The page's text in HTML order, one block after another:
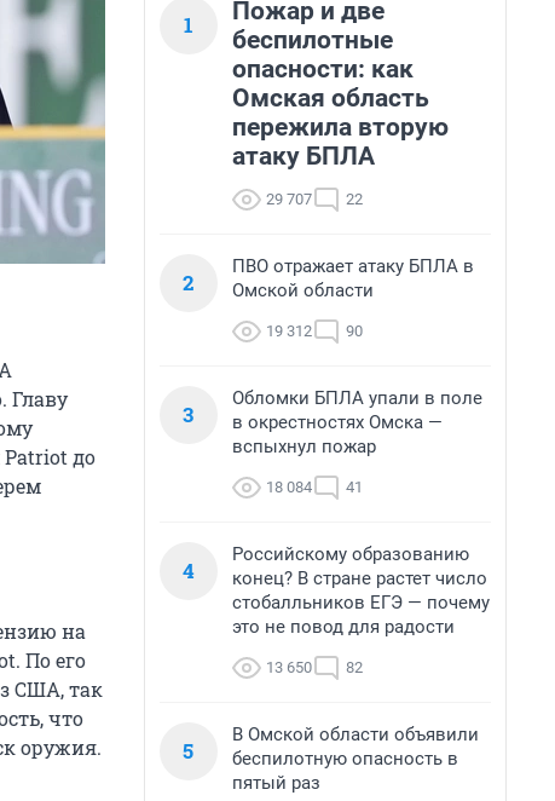
Главу
Patriot до
на
По его
США, так
что
оружия.
1
Пожар и две
беспилотные
опасности: как
Омская область
пережила вторую
атаку БПЛА
29 707 22
2
ПВО отражает атаку БПЛА в
Омской области
19 312 90
3
Обломки БПЛА упали в поле
в окрестностях Омска —
вспыхнул пожар
18 084 41
4
Российскому образованию
конец? В стране растет число
стобалльников ЕГЭ — почему
это не повод для радости
13 650 82
5
В Омской области объявили
беспилотную опасность в
пятый раз